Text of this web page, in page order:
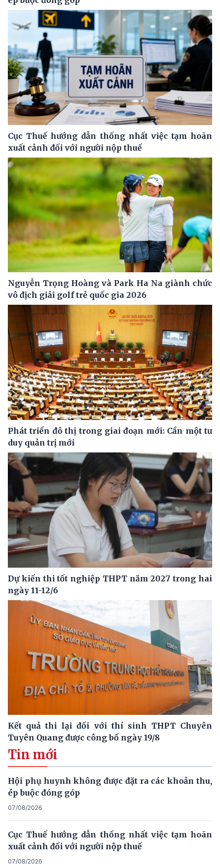
Cục Thuế hướng dẫn thống nhất việc tạm hoãn
xuất cảnh đối với người nộp thuế
Nguyễn Trọng Hoàng và Park Ha Na giành chức
vô địch giải golf trẻ quốc gia 2026
Phát triển đô thị trong giai đoạn mới: Cần một tư
duy quản trị mới
Dự kiến thi tốt nghiệp THPT năm 2027 trong hai
ngày 11-12/6
Kết quả thi lại đối với thí sinh THPT Chuyên
Tuyên Quang được công bố ngày 19/8
Tin mới
Hội phụ huynh không được đặt ra các khoản thu,
ép buộc đóng góp
07/08/2026
Cục Thuế hướng dẫn thống nhất việc tạm hoãn
xuất cảnh đối với người nộp thuế
07/08/2026